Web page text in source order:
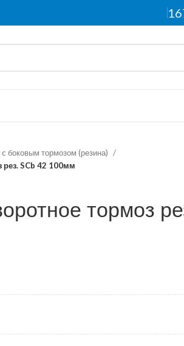
боковым тормозом (резина)
рез. SCb 42 100мм
тормоз